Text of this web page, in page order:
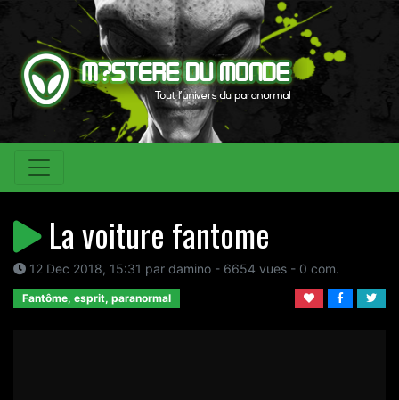
La voiture fantome
12 Dec 2018, 15:31 par damino - 6654 vues - 0 com.
Fantôme, esprit, paranormal